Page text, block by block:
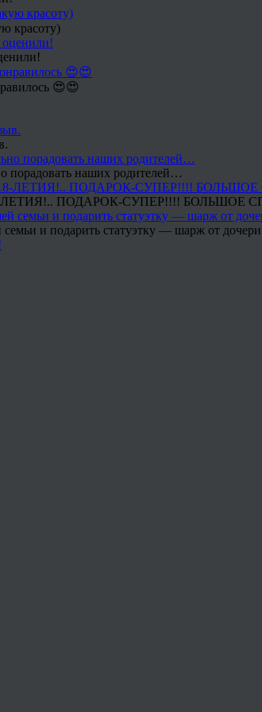
красоту)
😍😍
порадовать наших родителей…
ПОДАРОК-СУПЕР!!!! БОЛЬШОЕ
и подарить статуэтку — шарж от